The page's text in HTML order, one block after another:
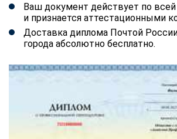
Ваш документ действует по
и признается аттестационными
Доставка диплома Почтой
города абсолютно бесплатно.